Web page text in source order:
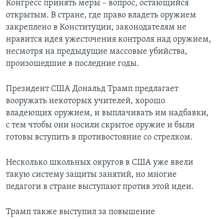
Конгресс принять меры – вопрос, остающийся
открытым. В стране, где право владеть оружием
закреплено в Конституции, законодателям не
нравится идея ужесточения контроля над оружием,
несмотря на предыдущие массовые убийства,
произошедшие в последние годы.
Президент США Дональд Трамп предлагает
вооружать некоторых учителей, хорошо
владеющих оружием, и выплачивать им надбавки,
с тем чтобы они носили скрытое оружие и были
готовы вступить в противостояние со стрелком.
Несколько школьных округов в США уже ввели
такую систему защиты занятий, но многие
педагоги в стране выступают против этой идеи.
Трамп также выступил за повышение